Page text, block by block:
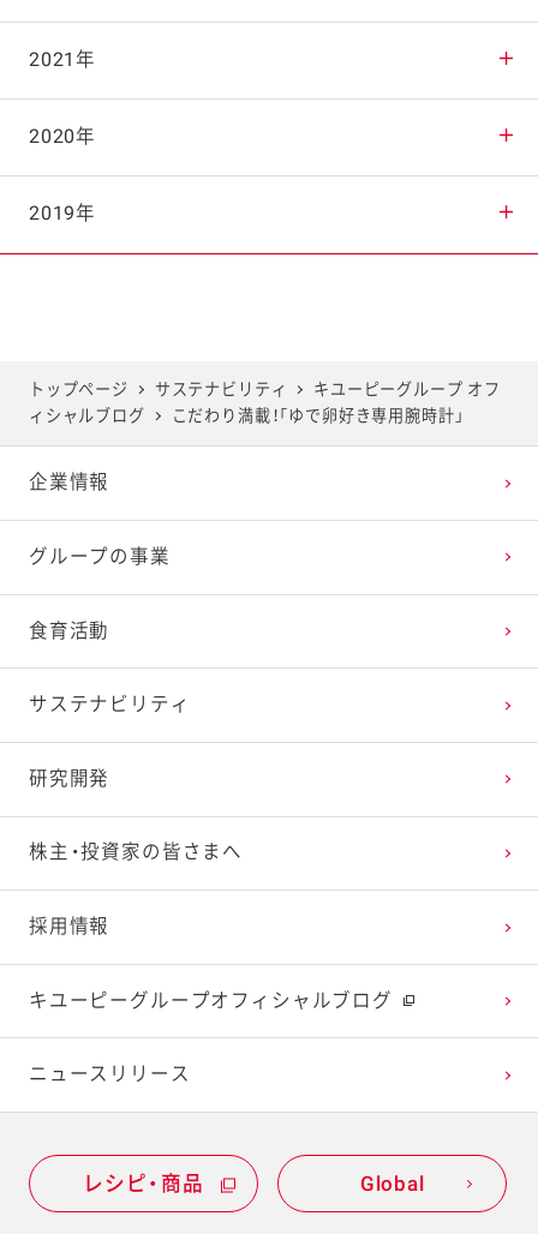
2025年9月
2025年8月
2025年7月
2025年4月
2025年3月
2025年2月
2025年1月
2024年10月
2024年9月
2024年8月
2024年5月
2024年4月
2024年3月
2024年2月
2023年11月
2023年10月
2023年9月
2023年6月
2023年5月
2023年4月
2023年3月
2022年12月
2022年11月
2022年10月
2022年7月
2022年6月
2022年5月
2022年4月
2021年
2021年12月
2021年11月
2021年8月
2021年7月
2021年6月
2021年5月
2020年
2020年12月
2020年9月
2020年8月
2020年7月
2020年6月
2019年
2019年10月
2019年9月
2019年8月
2019年7月
トップページ サステナビリティ
キユーピーグループ オフ
ィシャルブログ
こだわり満載！「ゆで卵好き専用腕時計」
企業情報
グループの事業
食育活動
サステナビリティ
研究開発
株主・投資家の皆さまへ
採用情報
キユーピーグループオフィシャルブログ
ニュースリリース
レシピ・商品 Global